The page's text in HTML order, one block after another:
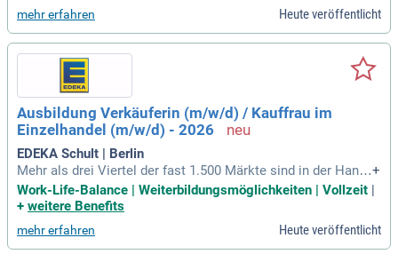
dere Aufmerksamkeit gilt der Frischekontrolle im Obst- und
Gemüsebereich sowie der Sicherstellung der Verfügbarkeit
von Backwaren. Während deiner 2- bis 3-jährigen Ausbildung
arbeitest du zwischen 37 und 39 Stunden pro Woche. Die Be
rufsschule befindet sich in der Nähe deines Wohnorts, was
einen einfachen Zugang gewährleistet. Starte deine Karriere
im Einzelhandel und erlerne wertvolle Fähigkeiten für die Zu
kunft!
mehr erfahren Heute veröffentlicht
Ausbildung Verkäuferin (m/w/d) / Kauffrau im
Einzelhandel (m/w/d) - 2026
EDEKA Schult | Berlin
Mehr als drei Viertel der fast 1.500 Märkte sind in der Hand
von rund 640 selbstständigen EDEKA-Kaufleuten.
+
Work-Life-Balance | Weiterbildungsmöglichkeiten | Vollzeit |
+ weitere Benefits
mehr erfahren Heute veröffentlicht